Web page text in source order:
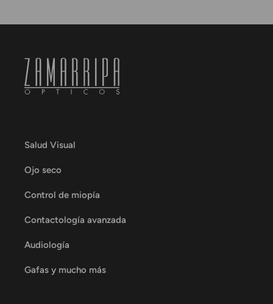
Salud Visual
Ojo seco
Control de miopía
Contactología avanzada
Audiología
Gafas y mucho más